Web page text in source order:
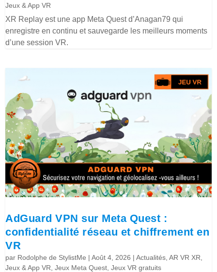
Jeux & App VR
XR Replay est une app Meta Quest d’Anagan79 qui
enregistre en continu et sauvegarde les meilleurs moments
d’une session VR.
AdGuard VPN sur Meta Quest :
confidentialité réseau et chiffrement en
VR
par Rodolphe de StylistMe |Août 4, 2026 |Actualités ,AR VR XR
Jeux & App VR ,Jeux Meta Quest ,Jeux VR gratuits